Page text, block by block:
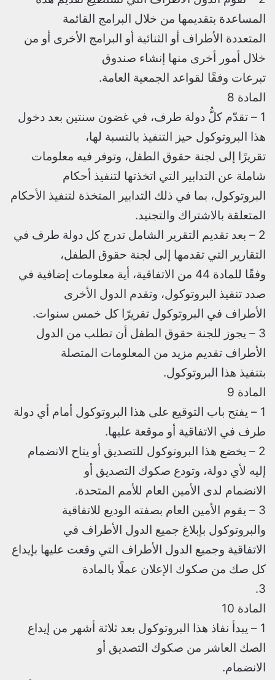
المساعدة بتقديمها من خلال البرامج القائمة
المتعددة الأطراف أو الثنائية أو البرامج الأخرى أو من
خلال أمور أخرى منها إنشاء صندوق
تبرعات وفقًا لقواعد الجمعية العامة.
المادة 8
1 – تقدّم كلُّ دولة طرف، في غضون سنتين بعد دخول
هذا البروتوكول حيز التنفيذ بالنسبة لها،
تقريرًا إلى لجنة حقوق الطفل، وتوفر فيه معلومات
شاملة عن التدابير التي اتخذتها لتنفيذ أحكام
البروتوكول، بما في ذلك التدابير المتخذة لتنفيذ الأحكام
المتعلقة بالاشتراك والتجنيد.
2 – بعد تقديم التقرير الشامل تدرج كل دولة طرف في
التقارير التي تقدمها إلى لجنة حقوق الطفل،
وفقًا للمادة 44 من الاتفاقية، أية معلومات إضافية في
صدد تنفيذ البروتوكول، وتقدم الدول الأخرى
الأطراف في البروتوكول تقريرًا كل خمس سنوات.
3 – يجوز للجنة حقوق الطفل أن تطلب من الدول
الأطراف تقديم مزيد من المعلومات المتصلة
بتنفيذ هذا البروتوكول.
المادة 9
1 – يفتح باب التوقيع على هذا البروتوكول أمام أي دولة
طرف في الاتفاقية أو موقعة عليها.
2 – يخضع هذا البروتوكول للتصديق أو يتاح الانضمام
إليه لأي دولة، وتودع صكوك التصديق أو
الانضمام لدى الأمين العام للأمم المتحدة.
3 – يقوم الأمين العام بصفته الوديع للاتفاقية
والبروتوكول بإبلاغ جميع الدول الأطراف في
الاتفاقية وجميع الدول الأطراف التي وقعت عليها بإيداع
كل صك من صكوك الإعلان عملًا بالمادة
3.
المادة 10
1 – يبدأ نفاذ هذا البروتوكول بعد ثلاثة أشهر من إيداع
الصك العاشر من صكوك التصديق أو
الانضمام.